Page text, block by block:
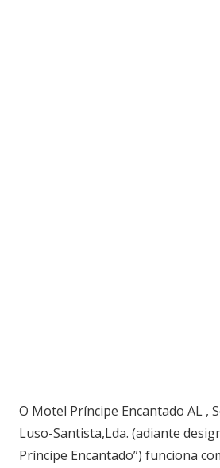
O Motel Príncipe Encantado AL ,
Luso-Santista,Lda. (adiante
Príncipe Encantado”) funciona